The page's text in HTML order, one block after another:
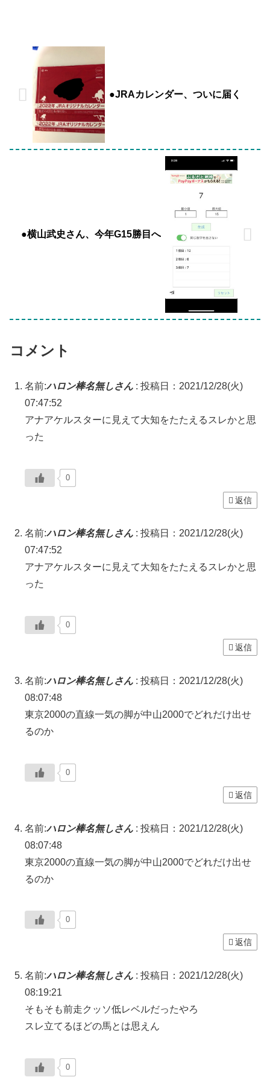
●JRAカレンダー、ついに届く
●横山武史さん、今年G15勝目へ
コメント
名前:ハロン棒名無しさん : 投稿日：2021/12/28(火)
07:47:52
アナアケルスターに見えて大知をたたえるスレかと思
った
0
返信
名前:ハロン棒名無しさん : 投稿日：2021/12/28(火)
07:47:52
アナアケルスターに見えて大知をたたえるスレかと思
った
0
返信
名前:ハロン棒名無しさん : 投稿日：2021/12/28(火)
08:07:48
東京2000の直線一気の脚が中山2000でどれだけ出せ
るのか
0
返信
名前:ハロン棒名無しさん : 投稿日：2021/12/28(火)
08:07:48
東京2000の直線一気の脚が中山2000でどれだけ出せ
るのか
0
返信
名前:ハロン棒名無しさん : 投稿日：2021/12/28(火)
08:19:21
そもそも前走クッソ低レベルだったやろ
スレ立てるほどの馬とは思えん
0